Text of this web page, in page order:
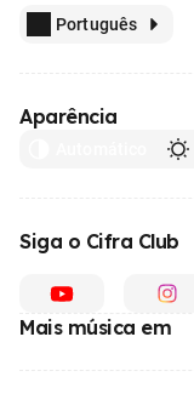
Português
Aparência
Siga o Cifra Club
Mais música em